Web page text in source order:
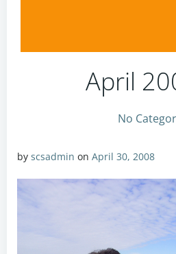
April
No
by scsadmin on April 30, 2008